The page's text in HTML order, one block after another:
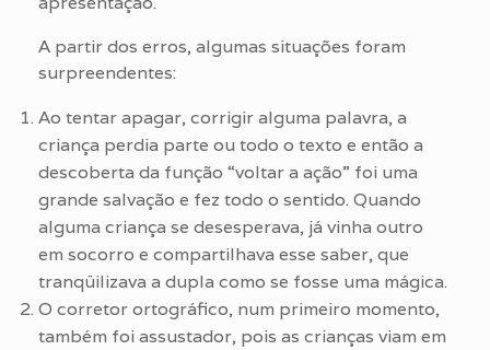
A partir dos erros, algumas situações foram
surpreendentes:
Ao tentar apagar, corrigir alguma palavra, a
criança perdia parte ou todo o texto e então a
descoberta da função “voltar a ação” foi uma
grande salvação e fez todo o sentido. Quando
alguma criança se desesperava, já vinha outro
em socorro e compartilhava esse saber, que
tranqüilizava a dupla como se fosse uma mágica.
O corretor ortográfico, num primeiro momento,
também foi assustador, pois as crianças viam em